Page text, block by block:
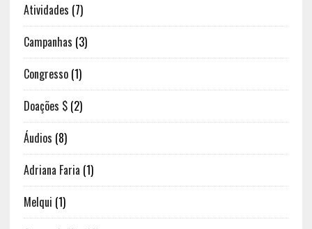
Atividades (7)
Campanhas (3)
Congresso(1)
Doações $(2)
Áudios (8)
Adriana Faria (1)
Melqui (1)